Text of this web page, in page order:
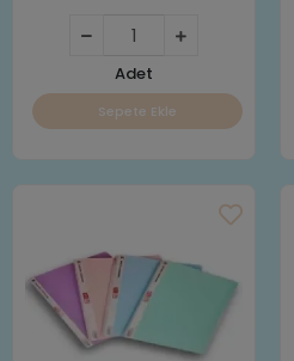
Adet
Sepete Ekle